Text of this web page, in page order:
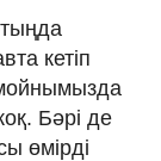
кетіп
Бәрі де
өмірді